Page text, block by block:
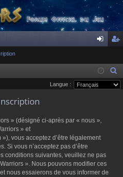
ne cri
ptie
Langue :
» (désigné ci-après par « nous »,
» et
vous acceptez d’être légalement
Si vous n’acceptez pas d’être
conditions suivantes, veuillez ne pas
». Nous pouvons modifier ces
nous essaierons de vous informer de